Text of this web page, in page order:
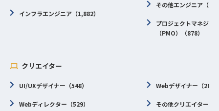
インフラエンジニア（1,882）
その他エンジニア（
プロジェクトマネジメ
（PMO）（878）
クリエイター
UI/UXデザイナー（548）
Webディレクター（529）
Webデザイナー（287
その他クリエイター（